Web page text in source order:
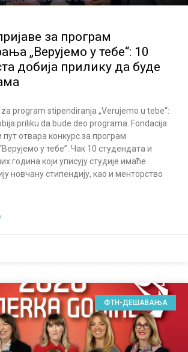
за програм
„Верујемо у тебе“: 10
добија прилику да буде
program stipendiranja „Verujemo u tebe“:
priliku da bude deo programa. Fondacija
пут отвара конкурс за програм
у тебе”. Чак 10 студендата и
година који уписују студије имаће
новчану стипендију, као и менторство
ФТН-ДЕШАВАЊА